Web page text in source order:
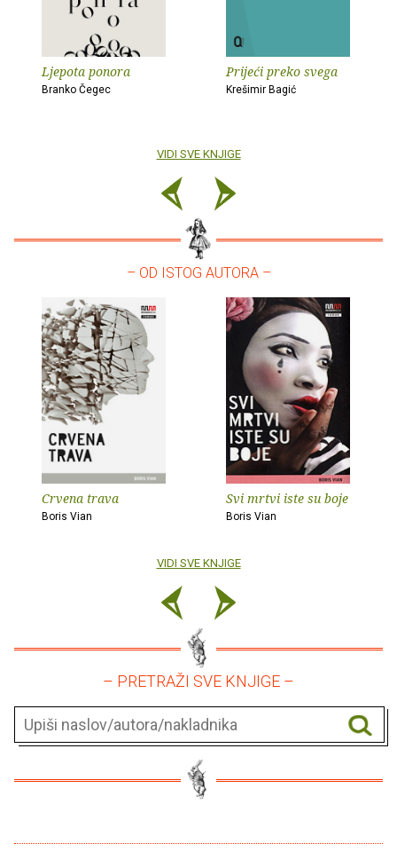
Ljepota ponora
Branko Čegec
Prijeći preko svega
Krešimir Bagić
VIDI SVE KNJIGE
– OD ISTOG AUTORA –
Crvena trava
Boris Vian
Svi mrtvi iste su boje
Boris Vian
VIDI SVE KNJIGE
– PRETRAŽI SVE KNJIGE –